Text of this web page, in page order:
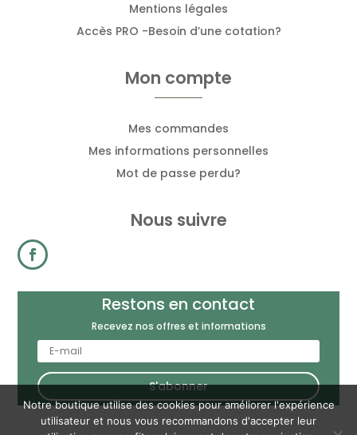
Mentions légales
Accès PRO -Besoin d’une cotation?
Mon compte
Mes commandes
Mes informations personnelles
Mot de passe perdu?
Nous suivre
Restons en contact
Recevez nos offres et informations
S'abonner
Notre boutique utilise des cookies pour améliorer l'expérience
utilisateur et nous vous recommandons d'accepter leur